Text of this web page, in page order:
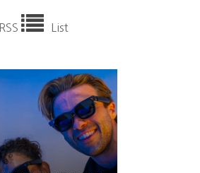
RSS List